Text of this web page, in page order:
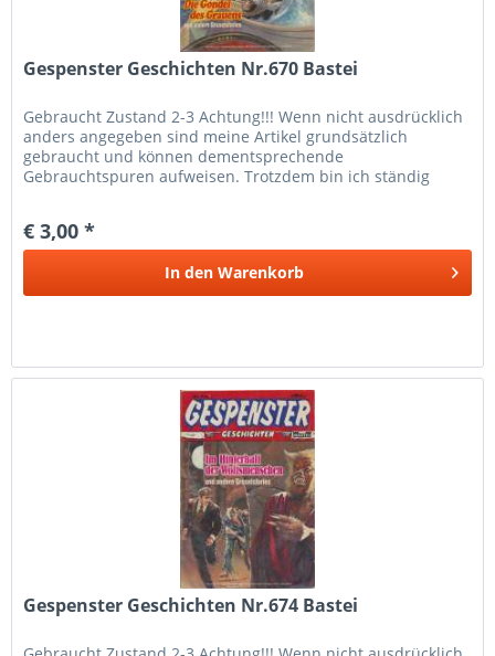
Gespenster Geschichten Nr.670 Bastei
Gebraucht Zustand 2-3 Achtung!!! Wenn nicht ausdrücklich
anders angegeben sind meine Artikel grundsätzlich
gebraucht und können dementsprechende
Gebrauchtspuren aufweisen. Trotzdem bin ich ständig
€ 3,00 *
In den Warenkorb
Gespenster Geschichten Nr.674 Bastei